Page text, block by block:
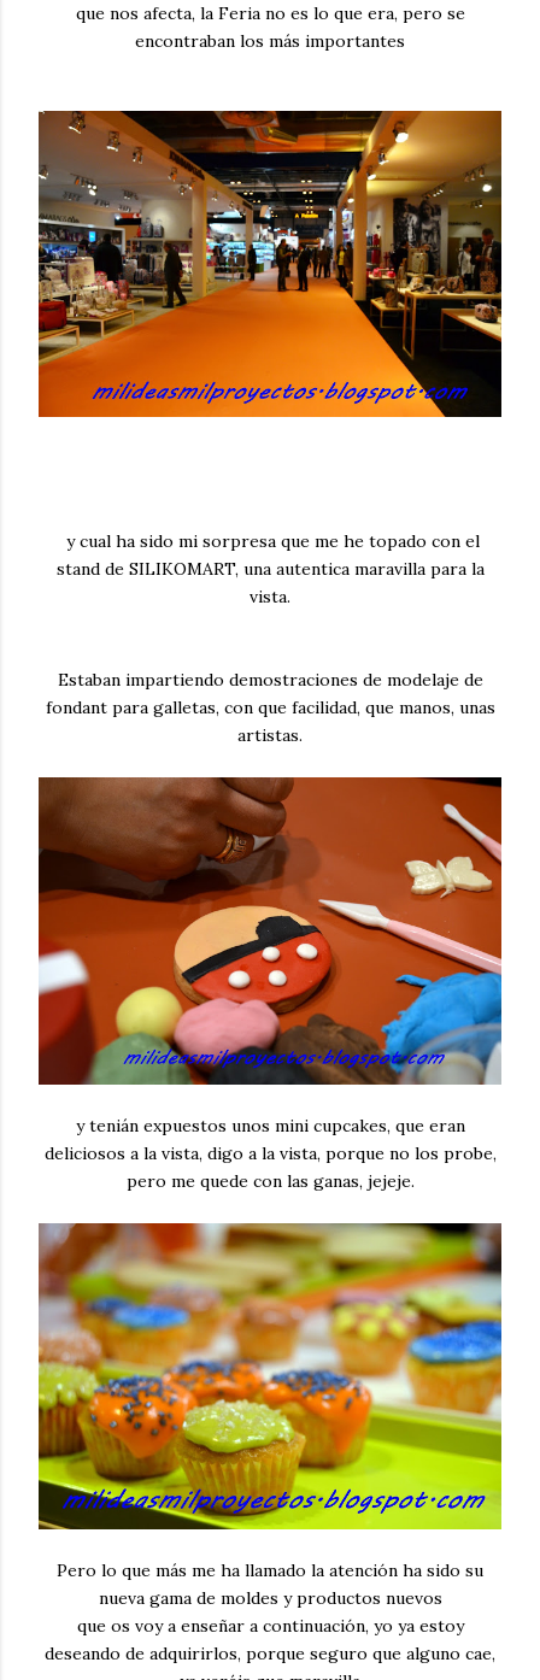
que nos afecta, la Feria no es lo que era, pero se
encontraban los más importantes
y cual ha sido mi sorpresa que me he topado con el
stand de SILIKOMART, una autentica maravilla para la
vista.
Estaban impartiendo demostraciones de modelaje de
fondant para galletas, con que facilidad, que manos, unas
artistas.
y tenián expuestos unos mini cupcakes, que eran
deliciosos a la vista, digo a la vista, porque no los probe,
pero me quede con las ganas, jejeje.
Pero lo que más me ha llamado la atención ha sido su
nueva gama de moldes y productos nuevos
que os voy a enseñar a continuación, yo ya estoy
deseando de adquirirlos, porque seguro que alguno cae,